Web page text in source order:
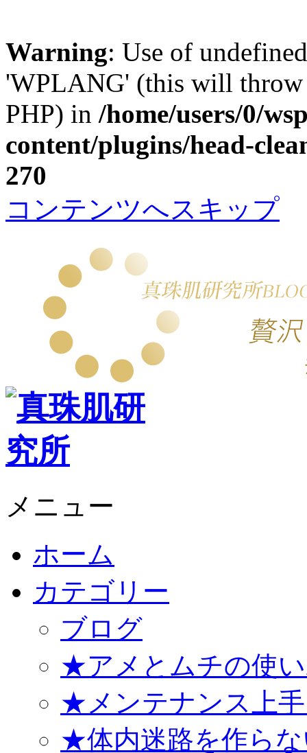
Warning: Use of
'WPLANG' (this will throw
PHP) in /home/users/0/
content/plugins/head-
270
コンテンツへスキップ
メニュー
ホーム
カテゴリー
ブログ
★アメとムチの使
★メンテナンス上
★体内迷路を作ら